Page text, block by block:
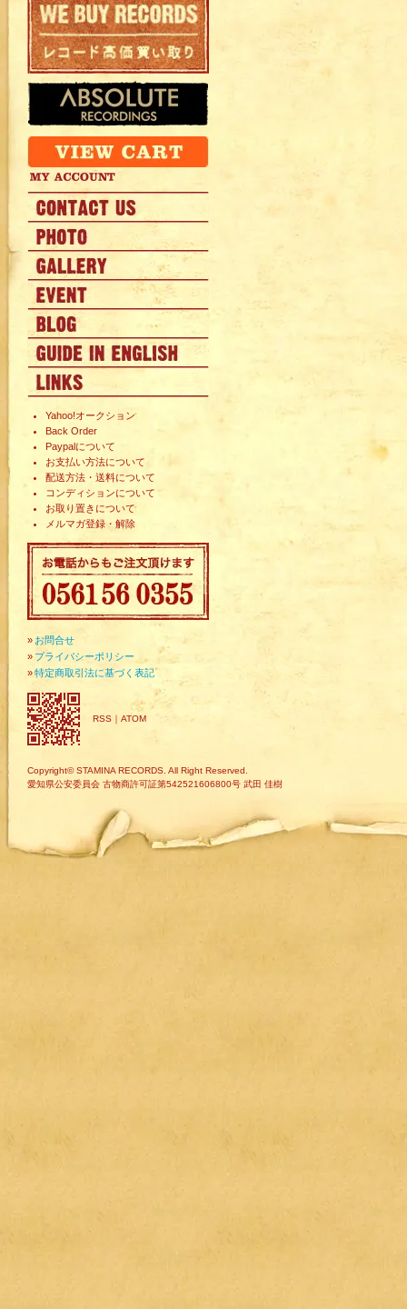
Yahoo!オークション
Back Order
Paypalについて
お支払い方法について
配送方法・送料について
コンディションについて
お取り置きについて
メルマガ登録・解除
» お問合せ
» プライバシーポリシー
»特定商取引法に基づく表記
RSS ｜ ATOM
Copyright© STAMINA RECORDS. All Right Reserved.
愛知県公安委員会 古物商許可証第542521606800号 武田 佳樹